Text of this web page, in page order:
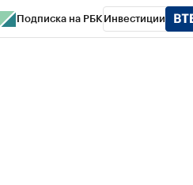
Подписка на РБК Инвестиции